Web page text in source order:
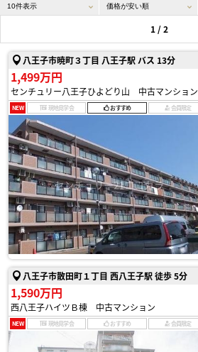
1 / 2
八王子市暁町３丁目 八王子駅 バス 13分
1,499万円
センチュリー八王子ひよどり山 中古マンション
NEW 現地見学会 おすすめ 会員限定
八王子市散田町１丁目 西八王子駅 徒歩 5分
1,590万円
西八王子ハイツＢ棟 中古マンション
NEW 現地見学会 おすすめ 会員限定